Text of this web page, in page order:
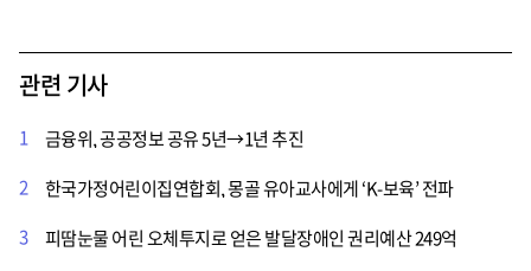
관련 기사
1
금융위, 공공정보 공유 5년→1년 추진
2
한국가정어린이집연합회, 몽골 유아교사에게 ‘K-보육’ 전파
3
피땀눈물 어린 오체투지로 얻은 발달장애인 권리예산 249억